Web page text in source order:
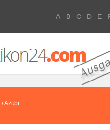
A B C D E
/ Azubi